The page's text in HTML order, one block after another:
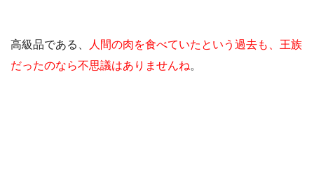
高級品である、
人間の肉を食べていたという過去も、王族
だったのなら不思議はありませんね。